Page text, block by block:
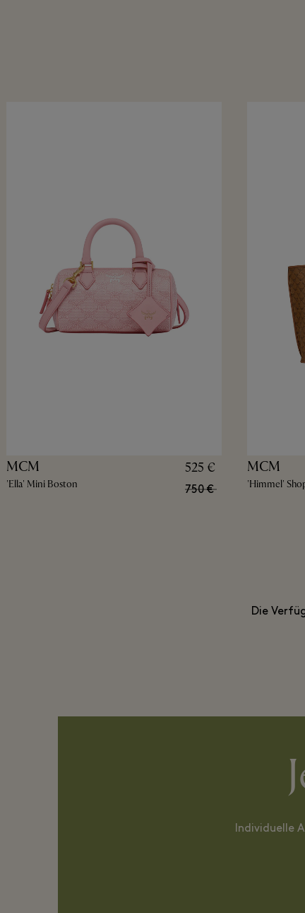
MCM
'Ella' Mini Boston
525 €
750 €
MCM
'Himmel'
Die
Individuelle